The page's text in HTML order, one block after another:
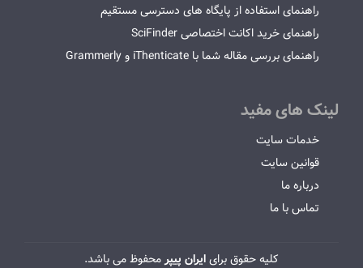
راهنمای استفاده از پایگاه های دسترسی مستقیم
راهنمای خرید اکانت اختصاصی SciFinder
راهنمای بررسی مقاله شما با iThenticate و Grammerly
لینک های مفید
خدمات سایت
قوانین سایت
درباره ما
تماس با ما
کلیه حقوق برایایران پیپرمحفوظ می باشد.